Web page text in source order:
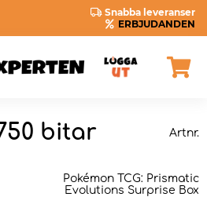
Snabba leveranser
ERBJUDANDEN
bitar Artnr.
Pokémon TCG: Prismatic
Evolutions Surprise Box